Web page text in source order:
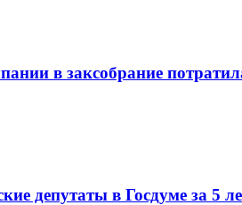
в заксобрание
депутаты в Госдуме за 5